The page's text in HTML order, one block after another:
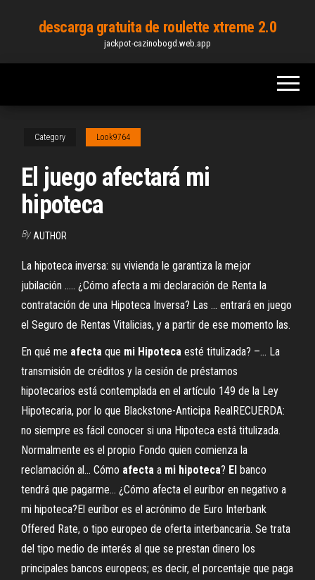
content
descarga gratuita de roulette xtreme 2.0
jackpot-cazinobogd.web.app
Category Look9764
El juego afectará mi
hipoteca
By AUTHOR
La hipoteca inversa: su vivienda le garantiza la mejor
jubilación ..... ¿Cómo afecta a mi declaración de Renta la
contratación de una Hipoteca Inversa? Las ... entrará en juego
el Seguro de Rentas Vitalicias, y a partir de ese momento las.
En qué me afecta que mi Hipoteca esté titulizada? –… La
transmisión de créditos y la cesión de préstamos
hipotecarios está contemplada en el artículo 149 de la Ley
Hipotecaria, por lo que Blackstone-Anticipa RealRECUERDA:
no siempre es fácil conocer si una Hipoteca está titulizada.
Normalmente es el propio Fondo quien comienza la
reclamación al... Cómo afecta a mi hipoteca? El banco
tendrá que pagarme… ¿Cómo afecta el euríbor en negativo a
mi hipoteca?El euríbor es el acrónimo de Euro Interbank
Offered Rate, o tipo europeo de oferta interbancaria. Se trata
del tipo medio de interés al que se prestan dinero los
principales bancos europeos; es decir, el porcentaje que paga